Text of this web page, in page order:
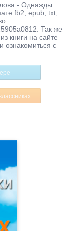
- Однажды.
fb2, epub, txt,
Так же
книги на сайте
ознакомиться с